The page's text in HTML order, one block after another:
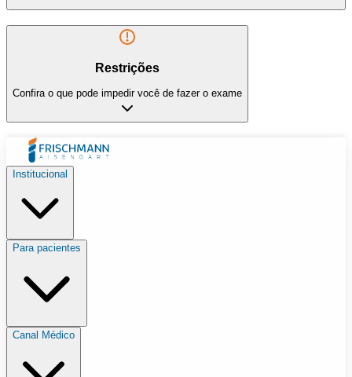
Restrições
Confira o que pode impedir você de fazer o exame
Institucional
Para pacientes
Canal Médico